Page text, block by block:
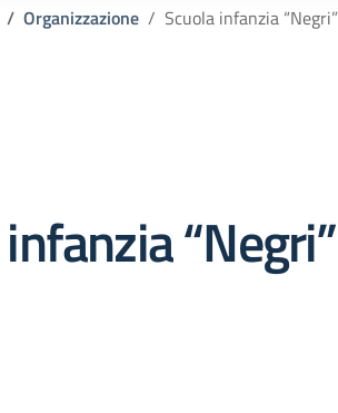
Organizzazione Scuola infanzia “Negri”
“Negri”